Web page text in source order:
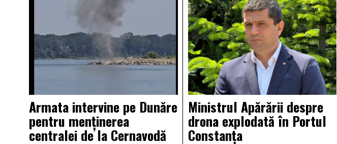
Armata intervine pe Dunăre
pentru menținerea
centralei de la Cernavodă
Ministrul Apărării despre
drona explodată în Portul
Constanța